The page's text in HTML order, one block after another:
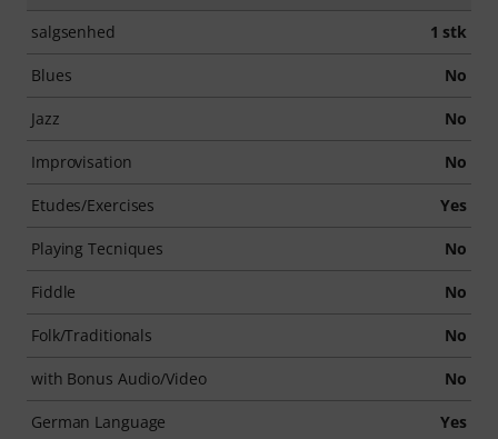
salgsenhed 1 stk
Blues No
Jazz No
Improvisation No
Etudes/Exercises Yes
Playing Tecniques No
Fiddle No
Folk/Traditionals No
with Bonus Audio/Video No
German Language Yes